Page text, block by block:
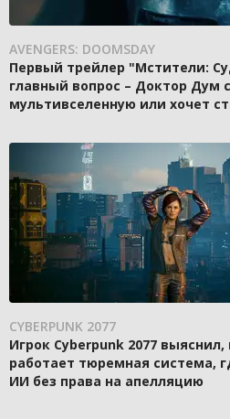
AVENGERS: DOOMSDAY
Первый трейлер "Мстители:
главный вопрос – Доктор Дум
мультивселенную или хочет
CYBERPUNK 2077
Игрок Cyberpunk 2077
работает тюремная система,
ИИ без права на апелляцию